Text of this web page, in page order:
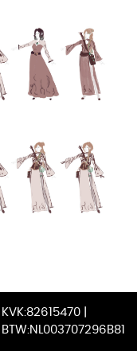
KVK:82615470 |
BTW:NL003707296B81